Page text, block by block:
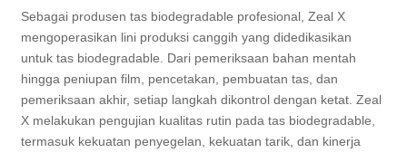
Sebagai produsen tas biodegradable profesional, Zeal X
mengoperasikan lini produksi canggih yang didedikasikan
untuk tas biodegradable. Dari pemeriksaan bahan mentah
hingga peniupan film, pencetakan, pembuatan tas, dan
pemeriksaan akhir, setiap langkah dikontrol dengan ketat. Zeal
X melakukan pengujian kualitas rutin pada tas biodegradable,
termasuk kekuatan penyegelan, kekuatan tarik, dan kinerja